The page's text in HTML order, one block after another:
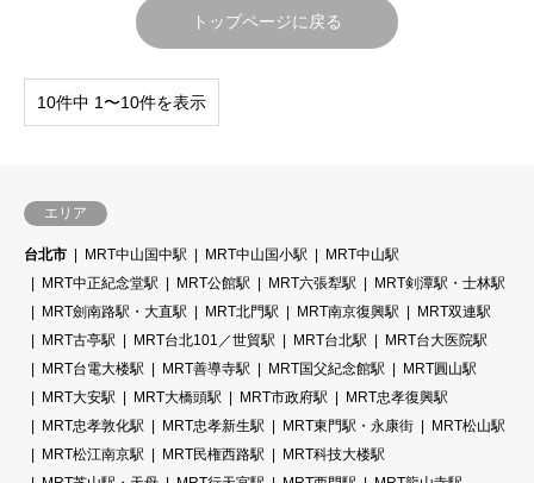
トップページに戻る
10件中 1〜10件を表示
エリア
台北市 MRT中山国中駅 MRT中山国小駅
MRT中山駅
MRT中正紀念堂駅
MRT公館駅 MRT六張犁駅
MRT剣潭駅・士林駅
MRT劍南路駅・大直駅
MRT北門駅 MRT南京復興駅
MRT双連駅
MRT古亭駅
MRT台北101／世貿駅 MRT台北駅
MRT台大医院駅
MRT台電大楼駅
MRT善導寺駅 MRT国父紀念館駅
MRT圓山駅
MRT大安駅
MRT大橋頭駅 MRT市政府駅
MRT忠孝復興駅
MRT忠孝敦化駅
MRT忠孝新生駅 MRT東門駅・永康街
MRT松山駅
MRT松江南京駅
MRT民権西路駅
MRT科技大楼駅